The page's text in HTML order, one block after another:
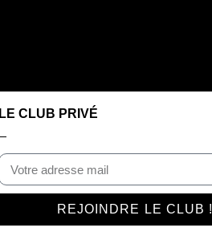
LE CLUB PRIVÉ
REJOINDRE LE CLUB !